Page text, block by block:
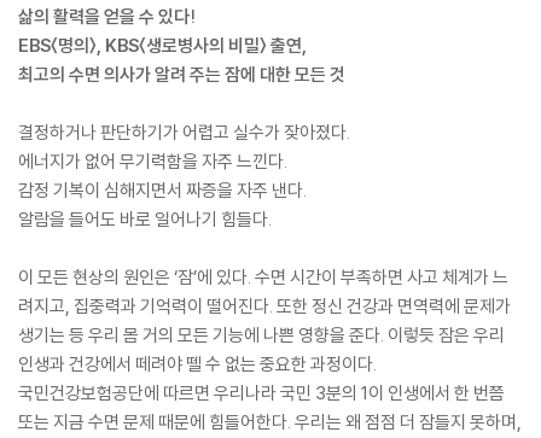
삶의 활력을 얻을 수 있다!
EBS〈명의〉, KBS〈생로병사의 비밀〉 출연,
최고의 수면 의사가 알려 주는 잠에 대한 모든 것
결정하거나 판단하기가 어렵고 실수가 잦아졌다.
에너지가 없어 무기력함을 자주 느낀다.
감정 기복이 심해지면서 짜증을 자주 낸다.
알람을 들어도 바로 일어나기 힘들다.
이 모든 현상의 원인은 ‘잠’에 있다. 수면 시간이 부족하면 사고 체계가 느
려지고, 집중력과 기억력이 떨어진다. 또한 정신 건강과 면역력에 문제가
생기는 등 우리 몸 거의 모든 기능에 나쁜 영향을 준다. 이렇듯 잠은 우리
인생과 건강에서 떼려야 뗄 수 없는 중요한 과정이다.
국민건강보험공단에 따르면 우리나라 국민 3분의 1이 인생에서 한 번쯤
또는 지금 수면 문제 때문에 힘들어한다. 우리는 왜 점점 더 잠들지 못하며,